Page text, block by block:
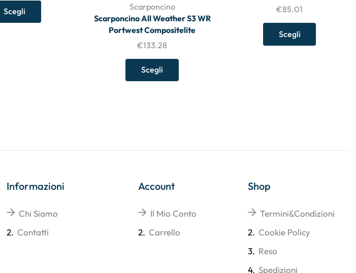
Scegli
Scarponcino
Scarponcino All Weather S3 WR
Portwest Compositelite
€133.28
Scegli
€85.01
Scegli
Informazioni
Chi Siamo
2. Contatti
Account
Il Mio Conto
2. Carrello
Shop
Termini&Condizioni
2. Cookie Policy
3. Reso
4. Spedizioni